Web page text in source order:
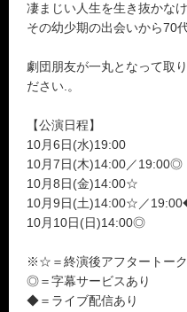
凄まじい人生を生き抜かな
その幼少期の出会いから70
劇団朋友が一丸となって取
ださい.。
【公演日程】
10月6日(水)19:00
10月7日(木)14:00／19:00◎
10月8日(金)14:00☆
10月9日(土)14:00☆／
10月10日(日)14:00◎
※☆＝終演後アフタートー
◎＝字幕サービスあり
◆＝ライブ配信あり